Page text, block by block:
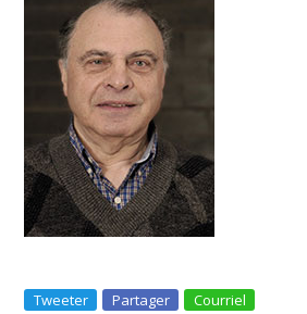
Tweeter Partager Courriel